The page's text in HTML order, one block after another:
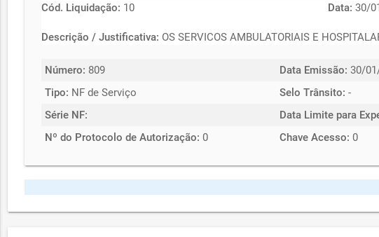
Cód. Liquidação: 10 Data: 30/
Descrição / Justificativa: OS SERVICOS AMBULATORIAIS E
Número: 809 Data Emissão: 30/
Tipo: NF de Serviço Selo Trânsito: -
Série NF:
Data Limite para
Nº do Protocolo de Autorização: 0 Chave Acesso: 0